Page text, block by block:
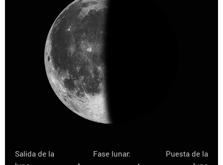
Salida de la
Fase lunar:
Puesta de la